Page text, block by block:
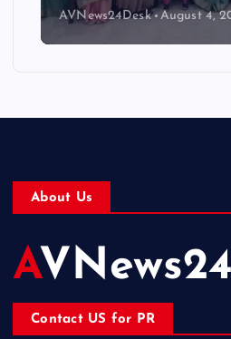
AVNews24Desk August 4,
About Us
AVNews24
Contact US for PR